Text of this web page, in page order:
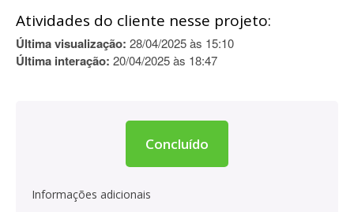
Atividades do cliente nesse projeto:
Última visualização: 28/04/2025 às 15:10
Última interação: 20/04/2025 às 18:47
Concluído
Informações adicionais